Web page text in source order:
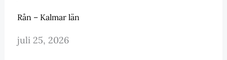
Rån – Kalmar län
juli 25, 2026